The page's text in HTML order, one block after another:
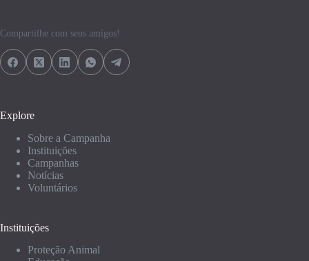
Compartilhe com seus amigos!
Explore
Sobre a Campanha
Instituições
Campanhas
Notícias
Voluntários
Instituições
Proteção Animal